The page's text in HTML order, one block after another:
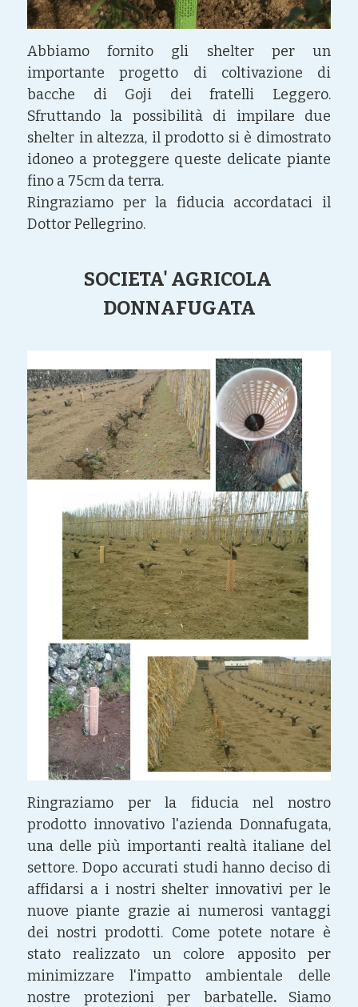
Abbiamo fornito gli shelter per un
importante progetto di coltivazione di
bacche di Goji dei fratelli Leggero.
Sfruttando la possibilità di impilare due
shelter in altezza, il prodotto si è dimostrato
idoneo a proteggere queste delicate piante
fino a 75cm da terra.
Ringraziamo per la fiducia accordataci il
Dottor Pellegrino.
SOCIETA' AGRICOLA
DONNAFUGATA
Ringraziamo per la fiducia nel nostro
prodotto innovativo l'azienda Donnafugata,
una delle più importanti realtà italiane del
settore. Dopo accurati studi hanno deciso di
affidarsi a i nostri shelter innovativi per le
nuove piante grazie ai numerosi vantaggi
dei nostri prodotti. Come potete notare è
stato realizzato un colore apposito per
minimizzare l'impatto ambientale delle
nostre protezioni per barbatelle. Siamo